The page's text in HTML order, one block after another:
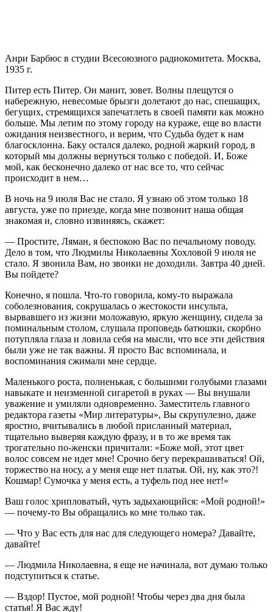
Анри Барбюс в студии Всесоюзного радиокомитета. Москва,
1935 г.
Питер есть Питер. Он манит, зовет. Волны плещутся о
набережную, невесомые брызги долетают до нас, спешащих,
бегущих, стремящихся запечатлеть в своей памяти как можно
больше. Мы летим по этому городу на кураже, еще во власти
ожидания неизвестного, и верим, что Судьба будет к нам
благосклонна. Баку остался далеко, родной жаркий город, в
который мы должны вернуться только с победой. И, Боже
мой, как бесконечно далеко от нас все то, что сейчас
происходит в нем…
В ночь на 9 июля Вас не стало. Я узнаю об этом только 18
августа, уже по приезде, когда мне позвонит наша общая
знакомая и, словно извиняясь, скажет:
— Простите, Ляман, я беспокою Вас по печальному поводу.
Дело в том, что Людмилы Николаевны Хохловой 9 июля не
стало. Я звонила Вам, но звонки не доходили. Завтра 40 дней.
Вы пойдете?
Конечно, я пошла. Что-то говорила, кому-то выражала
соболезнования, сокрушалась о жестокости инсульта,
вырвавшего из жизни моложавую, яркую женщину, сидела за
поминальным столом, слушала проповедь батюшки, скорбно
потупляла глаза и ловила себя на мысли, что все эти действия
были уже не так важны. Я просто Вас вспоминала, и
воспоминания сжимали мне сердце.
Маленького роста, полненькая, с большими голубыми глазами
навыкате и неизменной сигаретой в руках — Вы внушали
уважение и умиляли одновременно. Заместитель главного
редактора газеты «Мир литературы», Вы скрупулезно, даже
яростно, вчитывались в любой присланный материал,
тщательно выверяя каждую фразу, и в то же время так
трогательно по-женски причитали: «Боже мой, этот цвет
волос совсем не идет мне! Срочно бегу перекрашиваться! Ой,
торжество на носу, а у меня еще нет платья. Ой, ну, как это?!
Кошмар! Сумочка у меня есть, а туфель под нее нет!»
Ваш голос хрипловатый, чуть задыхающийся: «Мой родной!»
— почему-то Вы обращались ко мне только так.
— Что у Вас есть для нас для следующего номера? Давайте,
давайте!
— Людмила Николаевна, я еще не начинала, вот думаю только
подступиться к статье.
— Вздор! Пустое, мой родной! Чтобы через два дня была
статья! Я Вас жду!